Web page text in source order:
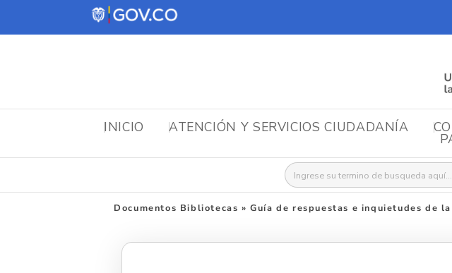
INICIO ATENCIÓN Y SERVICIOS CIUDADANÍA
Buscar:
Documentos Bibliotecas »Guía de respuestas e inquietudes de